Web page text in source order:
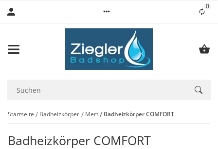
0
Startseite Badheizkörper Mert Badheizkörper COMFORT
Badheizkörper COMFORT